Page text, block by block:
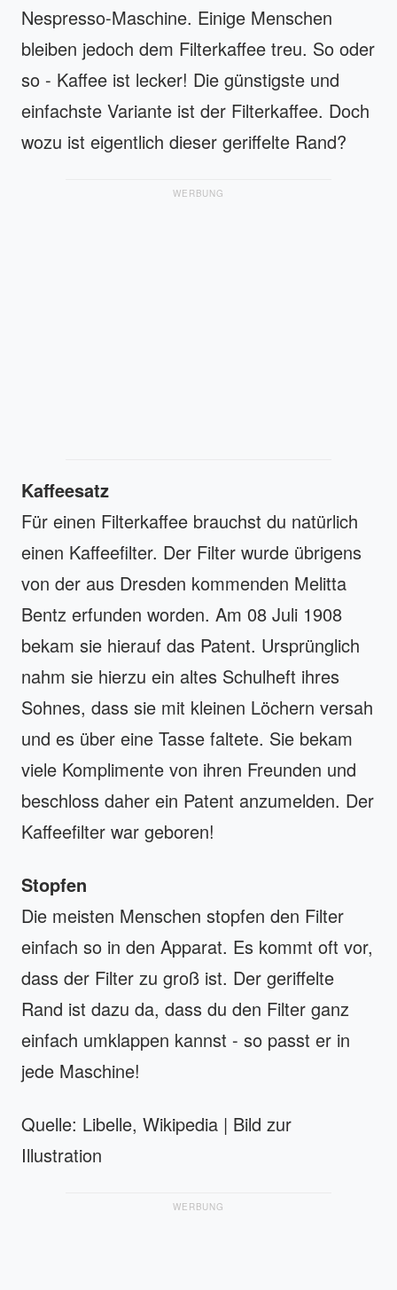
Nespresso-Maschine. Einige Menschen
bleiben jedoch dem Filterkaffee treu. So oder
so - Kaffee ist lecker! Die günstigste und
einfachste Variante ist der Filterkaffee. Doch
wozu ist eigentlich dieser geriffelte Rand?
WERBUNG
Kaffeesatz
Für einen Filterkaffee brauchst du natürlich
einen Kaffeefilter. Der Filter wurde übrigens
von der aus Dresden kommenden Melitta
Bentz erfunden worden. Am 08 Juli 1908
bekam sie hierauf das Patent. Ursprünglich
nahm sie hierzu ein altes Schulheft ihres
Sohnes, dass sie mit kleinen Löchern versah
und es über eine Tasse faltete. Sie bekam
viele Komplimente von ihren Freunden und
beschloss daher ein Patent anzumelden. Der
Kaffeefilter war geboren!
Stopfen
Die meisten Menschen stopfen den Filter
einfach so in den Apparat. Es kommt oft vor,
dass der Filter zu groß ist. Der geriffelte
Rand ist dazu da, dass du den Filter ganz
einfach umklappen kannst - so passt er in
jede Maschine!
Quelle: Libelle, Wikipedia | Bild zur
Illustration
WERBUNG